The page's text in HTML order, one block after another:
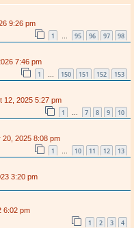
9:26 pm
1 … 95 96 97 98
7:46 pm
1 … 150 151 152 153
12, 2025 5:27 pm
1 … 7 8 9 10
20, 2025 8:08 pm
1 … 10 11 12 13
3:20 pm
6:02 pm
1 2 3 4